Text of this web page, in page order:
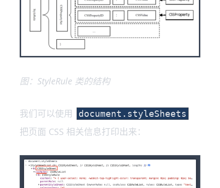
图：StyleRule 类的结构
我们可以使用 document.styleSheets
把页面 CSS 相关信息打印出来：